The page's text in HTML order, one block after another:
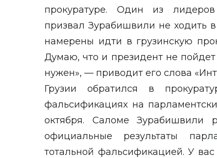
прокуратуре. Один из
призвал Зурабишвили не ходить
намерены идти в грузинскую
Думаю, что и президент не
нужен», — приводит его слова
Грузии обратился в
фальсификациях на
октября. Саломе Зурабишвили
официальные результаты
тотальной фальсификацией. У